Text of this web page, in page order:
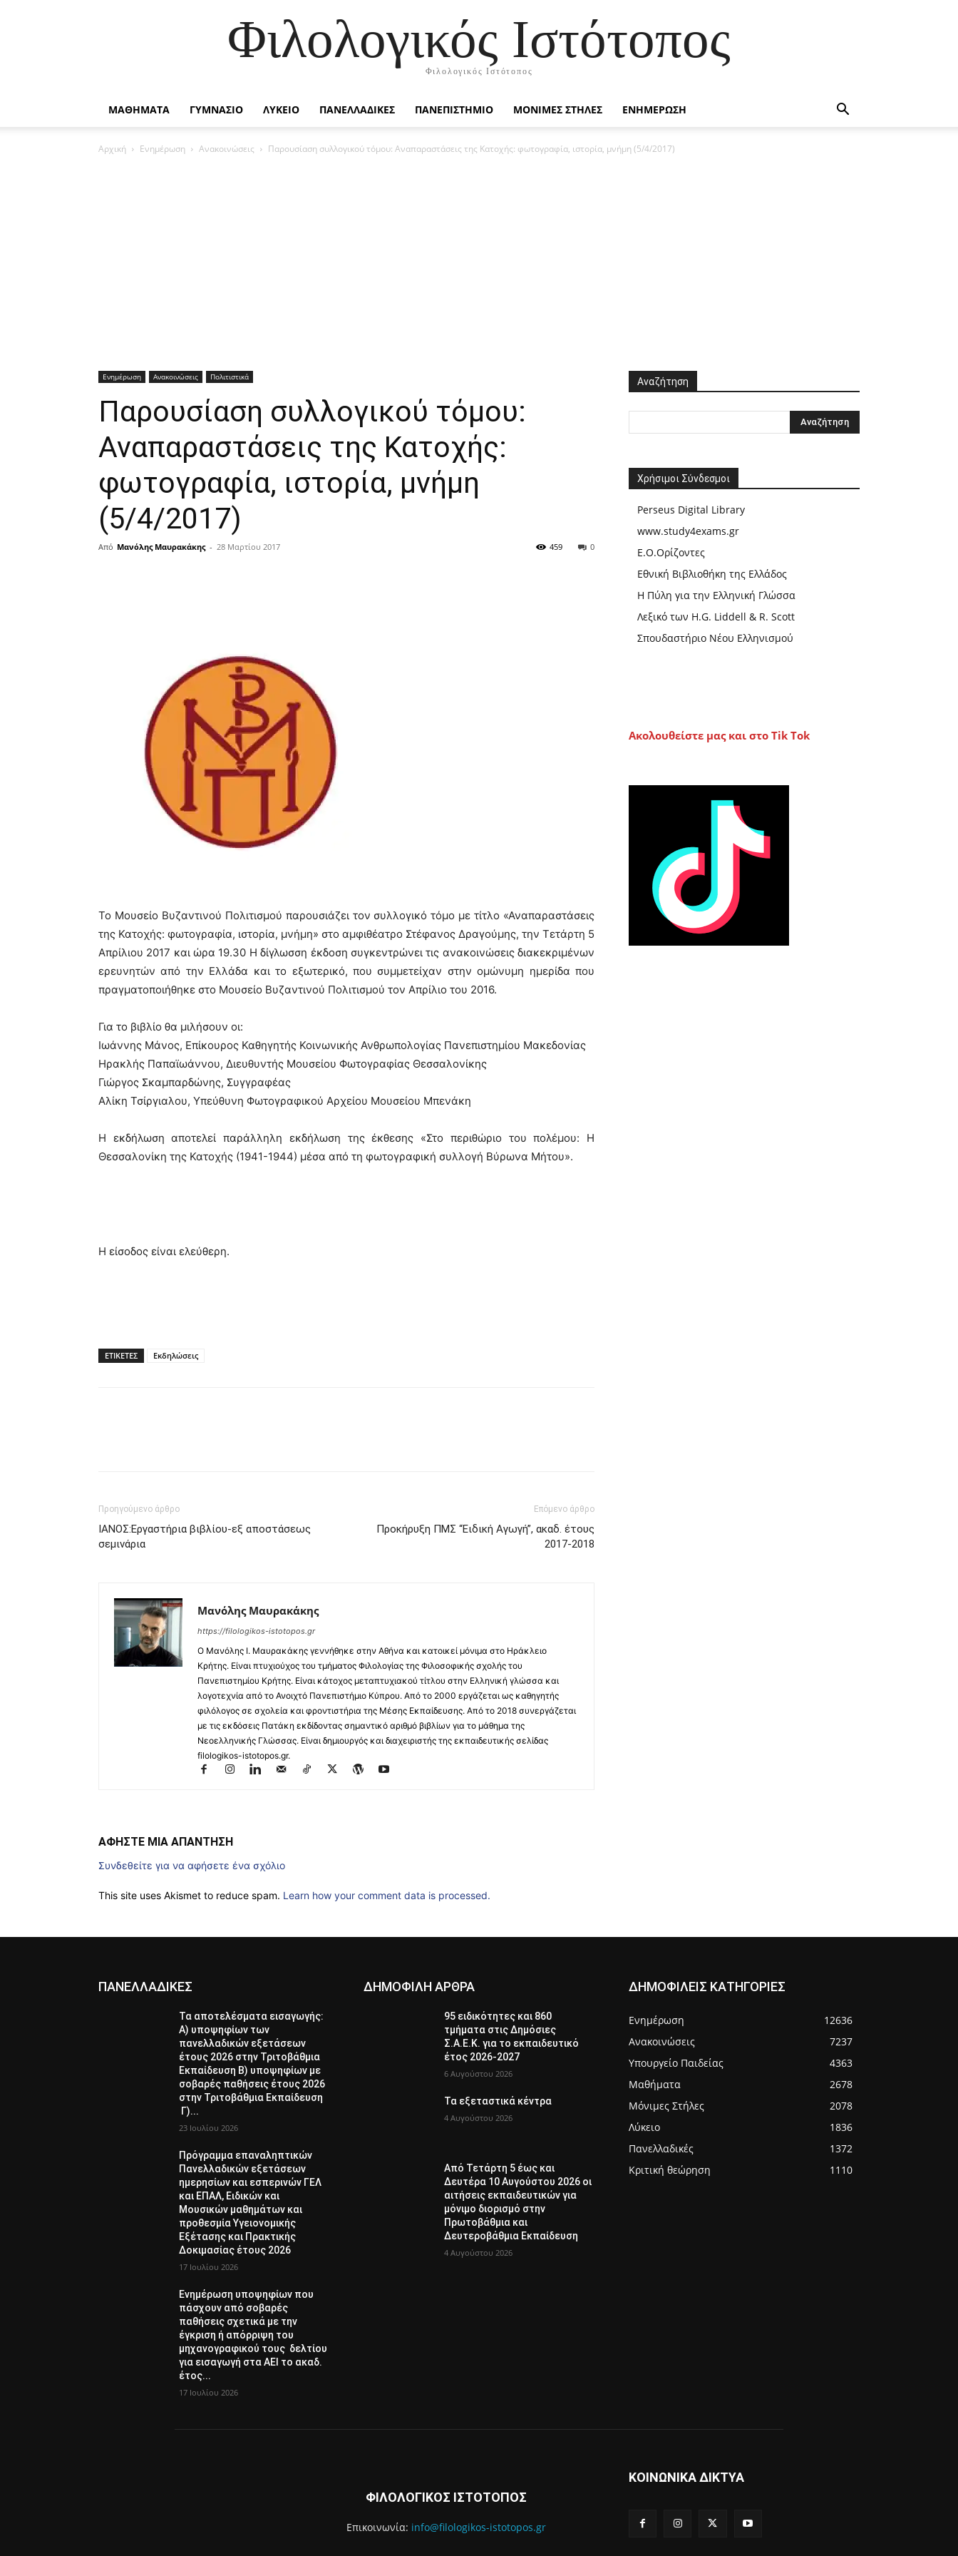
Φιλολογικός Ιστότοπος
Φιλολογικός Ιστότοπος
ΜΑΘΗΜΑΤΑ ΓΥΜΝΑΣΙΟ ΛΥΚΕΙΟ ΠΑΝΕΛΛΑΔΙΚΕΣ ΠΑΝΕΠΙΣΤΗΜΙΟ ΜΟΝΙΜΕΣ ΣΤΗΛΕΣ ΕΝΗΜΕΡΩΣΗ
Αρχική Ενημέρωση Ανακοινώσεις Παρουσίαση συλλογικού τόμου: Αναπαραστάσεις της Κατοχής: φωτογραφία, ιστορία, μνήμη (5/4/2017)
Ενημέρωση Ανακοινώσεις Πολιτιστικά
Παρουσίαση συλλογικού τόμου:
Αναπαραστάσεις της Κατοχής:
φωτογραφία, ιστορία, μνήμη
(5/4/2017)
Από Μανόλης Μαυρακάκης - 28 Μαρτίου 2017 0
459
To Mουσείο Βυζαντινού Πολιτισμού παρουσιάζει τον συλλογικό τόμο με τίτλο «Αναπαραστάσεις
της Κατοχής: φωτογραφία, ιστορία, μνήμη» στο αμφιθέατρο Στέφανος Δραγούμης, την Τετάρτη 5
Απρίλιου 2017 και ώρα 19.30 Η δίγλωσση έκδοση συγκεντρώνει τις ανακοινώσεις διακεκριμένων
ερευνητών από την Ελλάδα και το εξωτερικό, που συμμετείχαν στην ομώνυμη ημερίδα που
πραγματοποιήθηκε στο Μουσείο Βυζαντινού Πολιτισμού τον Απρίλιο του 2016.
Για το βιβλίο θα μιλήσουν οι:
Ιωάννης Μάνος, Επίκουρος Καθηγητής Κοινωνικής Ανθρωπολογίας Πανεπιστημίου Μακεδονίας
Ηρακλής Παπαϊωάννου, Διευθυντής Μουσείου Φωτογραφίας Θεσσαλονίκης
Γιώργος Σκαμπαρδώνης, Συγγραφέας
Αλίκη Τσίργιαλου, Υπεύθυνη Φωτογραφικού Αρχείου Μουσείου Μπενάκη
Η εκδήλωση αποτελεί παράλληλη εκδήλωση της έκθεσης «Στο περιθώριο του πολέμου: Η
Θεσσαλονίκη της Κατοχής (1941-1944) μέσα από τη φωτογραφική συλλογή Βύρωνα Μήτου».
Η είσοδος είναι ελεύθερη.
ΕΤΙΚΕΤΕΣ Εκδηλώσεις
Προηγούμενο άρθρο
ΙΑΝΟΣ:Εργαστήρια βιβλίου-εξ αποστάσεως
σεμινάρια
Επόμενο άρθρο
Προκήρυξη ΠΜΣ “Ειδική Αγωγή”, ακαδ. έτους
2017-2018
Μανόλης Μαυρακάκης
https://filologikos-istotopos.gr
Ο Μανόλης I. Μαυρακάκης γεννήθηκε στην Αθήνα και κατοικεί μόνιμα στο Ηράκλειο
Κρήτης. Είναι πτυχιούχος του τμήματος Φιλολογίας της Φιλοσοφικής σχολής του
Πανεπιστημίου Κρήτης. Είναι κάτοχος μεταπτυχιακού τίτλου στην Ελληνική γλώσσα και
λογοτεχνία από το Ανοιχτό Πανεπιστήμιο Κύπρου. Από το 2000 εργάζεται ως καθηγητής
φιλόλογος σε σχολεία και φροντιστήρια της Μέσης Εκπαίδευσης. Από το 2018 συνεργάζεται
με τις εκδόσεις Πατάκη εκδίδοντας σημαντικό αριθμό βιβλίων για το μάθημα της
Νεοελληνικής Γλώσσας. Είναι δημιουργός και διαχειριστής της εκπαιδευτικής σελίδας
filologikos-istotopos.gr.
ΑΦΗΣΤΕ ΜΙΑ ΑΠΑΝΤΗΣΗ
Συνδεθείτε για να αφήσετε ένα σχόλιο
This site uses Akismet to reduce spam. Learn how your comment data is processed.
Αναζήτηση
Χρήσιμοι Σύνδεσμοι
Perseus Digital Library
www.study4exams.gr
Ε.Ο.Ορίζοντες
Εθνική Βιβλιοθήκη της Ελλάδος
Η Πύλη για την Ελληνική Γλώσσα
Λεξικό των H.G. Liddell & R. Scott
Σπουδαστήριο Νέου Ελληνισμού
Ακολουθείστε μας και στο Tik Tok
ΠΑΝΕΛΛΑΔΙΚΕΣ
Τα αποτελέσματα εισαγωγής:
Α) υποψηφίων των
πανελλαδικών εξετάσεων
έτους 2026 στην Τριτοβάθμια
Εκπαίδευση Β) υποψηφίων με
σοβαρές παθήσεις έτους 2026
στην Τριτοβάθμια Εκπαίδευση
Γ)...
23 Ιουλίου 2026
Πρόγραμμα επαναληπτικών
Πανελλαδικών εξετάσεων
ημερησίων και εσπερινών ΓΕΛ
και ΕΠΑΛ, Ειδικών και
Μουσικών μαθημάτων και
προθεσμία Υγειονομικής
Εξέτασης και Πρακτικής
Δοκιμασίας έτους 2026
17 Ιουλίου 2026
Ενημέρωση υποψηφίων που
πάσχουν από σοβαρές
παθήσεις σχετικά με την
έγκριση ή απόρριψη του
μηχανογραφικού τους δελτίου
για εισαγωγή στα ΑΕΙ το ακαδ.
έτος...
17 Ιουλίου 2026
ΔΗΜΟΦΙΛΗ ΑΡΘΡΑ
95 ειδικότητες και 860
τμήματα στις Δημόσιες
Σ.Α.Ε.Κ. για το εκπαιδευτικό
έτος 2026-2027
6 Αυγούστου 2026
Τα εξεταστικά κέντρα
4 Αυγούστου 2026
Από Τετάρτη 5 έως και
Δευτέρα 10 Αυγούστου 2026 οι
αιτήσεις εκπαιδευτικών για
μόνιμο διορισμό στην
Πρωτοβάθμια και
Δευτεροβάθμια Εκπαίδευση
4 Αυγούστου 2026
ΔΗΜΟΦΙΛΕΙΣ ΚΑΤΗΓΟΡΙΕΣ
Ενημέρωση
12636
Ανακοινώσεις
7237
Υπουργείο Παιδείας
4363
Μαθήματα
2678
Μόνιμες Στήλες
2078
Λύκειο
1836
Πανελλαδικές
1372
Κριτική θεώρηση
1110
ΦΙΛΟΛΟΓΙΚΟΣ ΙΣΤΟΤΟΠΟΣ
Επικοινωνία: info@filologikos-istotopos.gr
ΚΟΙΝΩΝΙΚΑ ΔΙΚΤΥΑ